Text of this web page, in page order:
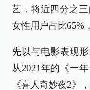
艺，将近四分之
女性用户占比65%
先以与电影表现
从2021年的《一
《喜人奇妙夜2》